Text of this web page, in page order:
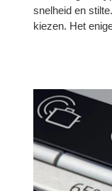
snelheid en
kiezen. Het